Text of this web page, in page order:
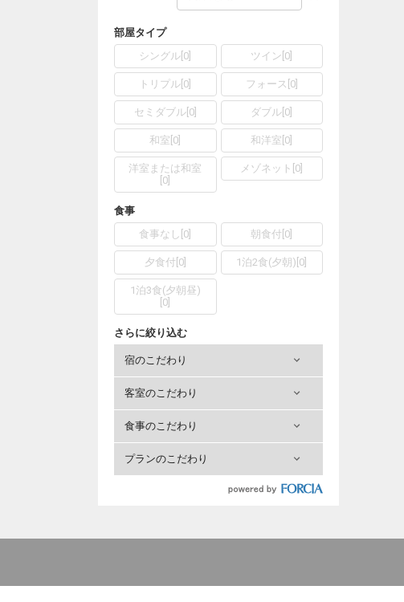
部屋タイプ
シングル 0 ツイン 0
トリプル 0 フォース 0]
セミダブル[ 0] ダブル 0
和室 0 和洋室 0
洋室または和室
0
メゾネット 0
食事
食事なし 0 朝食付 0
夕食付 0] 1泊2食(夕朝) 0
1泊3食(夕朝昼)
0
さらに絞り込む
宿のこだわり
客室のこだわり
食事のこだわり
プランのこだわり